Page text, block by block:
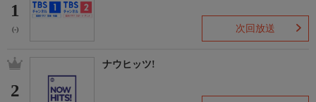
1
(-) 次回放送
2
ナウヒッツ!